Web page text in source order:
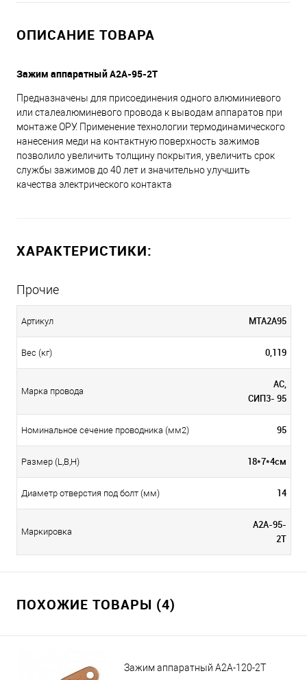
ОПИСАНИЕ ТОВАРА
Зажим аппаратный А2А-95-2Т
Предназначены для присоединения одного алюминиевого
или сталеалюминевого провода к выводам аппаратов при
монтаже ОРУ. Применение технологии термодинамического
нанесения меди на контактную поверхность зажимов
позволило увеличить толщину покрытия, увеличить срок
службы зажимов до 40 лет и значительно улучшить
качества электрического контакта
ХАРАКТЕРИСТИКИ:
Прочие
Артикул МТА2А95
Вес (кг) 0,119
Марка провода
АС,
СИП3- 95
Номинальное сечение проводника (мм2) 95
Размер (L,B,H) 18*7*4см
Диаметр отверстия под болт (мм) 14
Маркировка
А2А-95-
2Т
ПОХОЖИЕ ТОВАРЫ (4)
Зажим аппаратный А2А-120-2Т